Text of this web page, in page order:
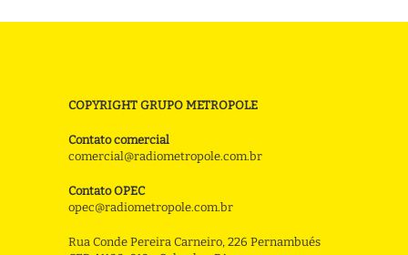
COPYRIGHT GRUPO METROPOLE
Contato comercial
comercial@radiometropole.com.br
Contato OPEC
opec@radiometropole.com.br
Rua Conde Pereira Carneiro, 226 Pernambués